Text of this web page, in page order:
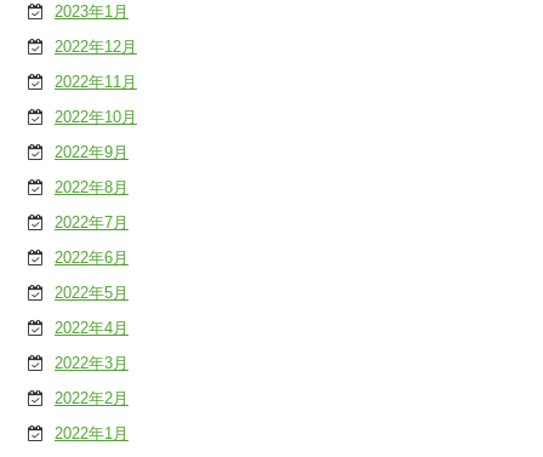
2023年1月
2022年12月
2022年11月
2022年10月
2022年9月
2022年8月
2022年7月
2022年6月
2022年5月
2022年4月
2022年3月
2022年2月
2022年1月